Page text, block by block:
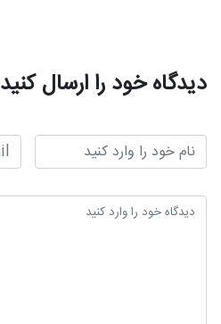
دیدگاه خود را ارسال کنید